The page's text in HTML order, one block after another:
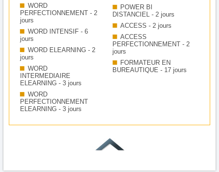
WORD
PERFECTIONNEMENT - 2
jours
WORD INTENSIF - 6
jours
WORD ELEARNING - 2
jours
WORD
INTERMEDIAIRE
ELEARNING - 3 jours
WORD
PERFECTIONNEMENT
ELEARNING - 3 jours
POWER BI
DISTANCIEL - 2 jours
ACCESS - 2 jours
ACCESS
PERFECTIONNEMENT - 2
jours
FORMATEUR EN
BUREAUTIQUE - 17 jours